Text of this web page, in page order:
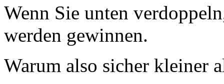
Wenn Sie unten
werden gewinnen.
Warum also sicher kleiner